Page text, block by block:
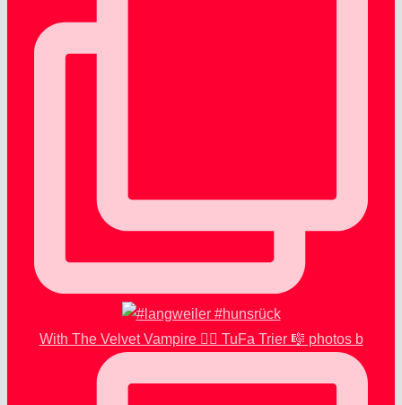
With The Velvet Vampire 🧛‍♂️ TuFa Trier 🎼 photos b